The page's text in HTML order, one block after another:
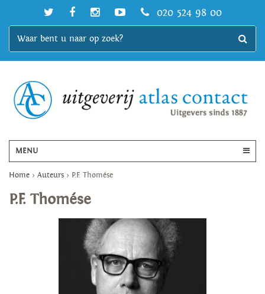
020 524 98 00
MENU
Home > Auteurs > P.F. Thomése
P.F. Thomése